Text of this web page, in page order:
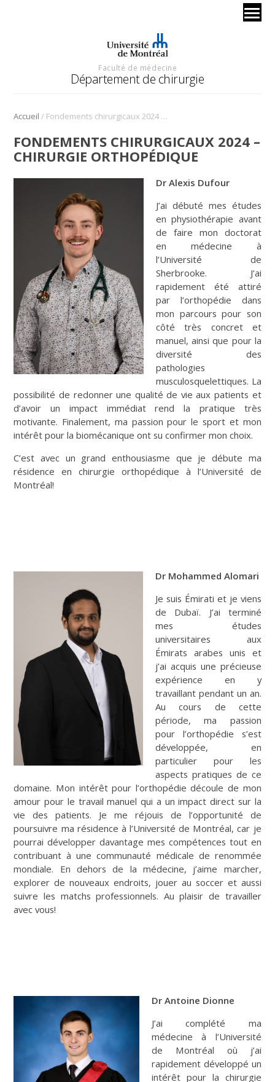
Faculté de médecine
Département de chirurgie
Accueil / Fondements chirurgicaux 2024 – chirurgie orthopédique
FONDEMENTS CHIRURGICAUX 2024 –
CHIRURGIE ORTHOPÉDIQUE
Dr Alexis Dufour
J’ai débuté mes études
en physiothérapie avant
de faire mon doctorat
en médecine à
l’Université de
Sherbrooke. J’ai
rapidement été attiré
par l’orthopédie dans
mon parcours pour son
côté très concret et
manuel, ainsi que pour la
diversité des
pathologies
musculosquelettiques. La
possibilité de redonner une qualité de vie aux patients et
d’avoir un impact immédiat rend la pratique très
motivante. Finalement, ma passion pour le sport et mon
intérêt pour la biomécanique ont su confirmer mon choix.
C’est avec un grand enthousiasme que je débute ma
résidence en chirurgie orthopédique à l’Université de
Montréal!
Dr Mohammed Alomari
Je suis Émirati et je viens
de Dubaï. J’ai terminé
mes études
universitaires aux
Émirats arabes unis et
j’ai acquis une précieuse
expérience en y
travaillant pendant un an.
Au cours de cette
période, ma passion
pour l’orthopédie s’est
développée, en
particulier pour les
aspects pratiques de ce
domaine. Mon intérêt pour l’orthopédie découle de mon
amour pour le travail manuel qui a un impact direct sur la
vie des patients. Je me réjouis de l’opportunité de
poursuivre ma résidence à l’Université de Montréal, car je
pourrai développer davantage mes compétences tout en
contribuant à une communauté médicale de renommée
mondiale. En dehors de la médecine, j’aime marcher,
explorer de nouveaux endroits, jouer au soccer et aussi
suivre les matchs professionnels. Au plaisir de travailler
avec vous!
Dr Antoine Dionne
J’ai complété ma
médecine à l’Université
de Montréal où j’ai
rapidement développé un
intérêt pour la chirurgie